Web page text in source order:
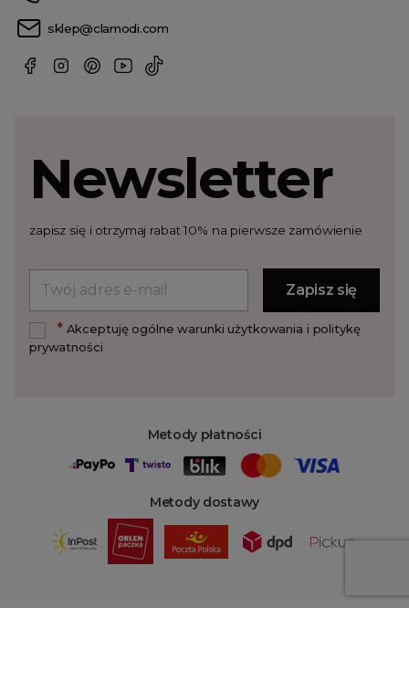
sklep@clamodi.com
Metody płatności
Metody dostawy
Newsletter
zapisz się i otrzymaj rabat 10% na pierwsze zamówienie
*Akceptuję ogólne warunki użytkowania i politykę
prywatności